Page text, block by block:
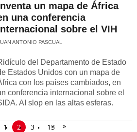
un mapa de África
una conferencia
sobre el VIH
ANTONIO PASCUAL
del Departamento de Estado
Estados Unidos con un mapa de
con los países cambiados, en
conferencia internacional sobre el
AI slop en las altas esferas.
1 2 3 13
»